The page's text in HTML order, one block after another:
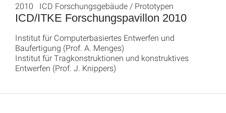
ICD/ITKE Forschungspavillon 2010
2010 ICD Forschungsgebäude / Prototypen
Institut für Computerbasiertes Entwerfen und
Baufertigung (Prof. A. Menges)
Institut für Tragkonstruktionen und konstruktives
Entwerfen (Prof. J. Knippers)